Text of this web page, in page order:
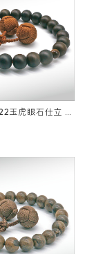
玉虎眼石仕立 釈